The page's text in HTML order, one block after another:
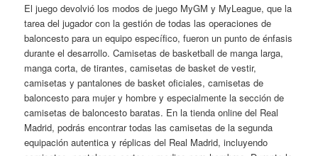
El juego devolvió los modos de juego MyGM y MyLeague, que la
tarea del jugador con la gestión de todas las operaciones de
baloncesto para un equipo específico, fueron un punto de énfasis
durante el desarrollo. Camisetas de basketball de manga larga,
manga corta, de tirantes, camisetas de basket de vestir,
camisetas y pantalones de basket oficiales, camisetas de
baloncesto para mujer y hombre y especialmente la sección de
camisetas de baloncesto baratas. En la tienda online del Real
Madrid, podrás encontrar todas las camisetas de la segunda
equipación autentica y réplicas del Real Madrid, incluyendo